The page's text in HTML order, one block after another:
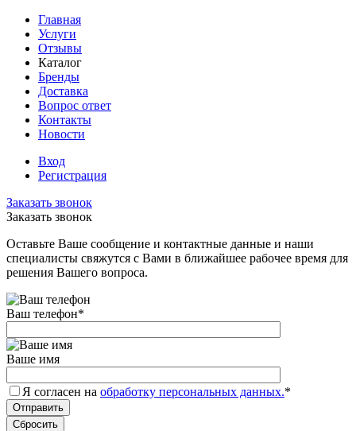
Главная
Услуги
Отзывы
Каталог
Бренды
Доставка
Вопрос ответ
Контакты
Новости
Вход
Регистрация
Заказать звонок
Заказать звонок
Оставьте Ваше сообщение и контактные данные и наши
специалисты свяжутся с Вами в ближайшее рабочее время для
решения Вашего вопроса.
Ваш телефон*
Ваше имя
Я согласен на обработку персональных данных.*